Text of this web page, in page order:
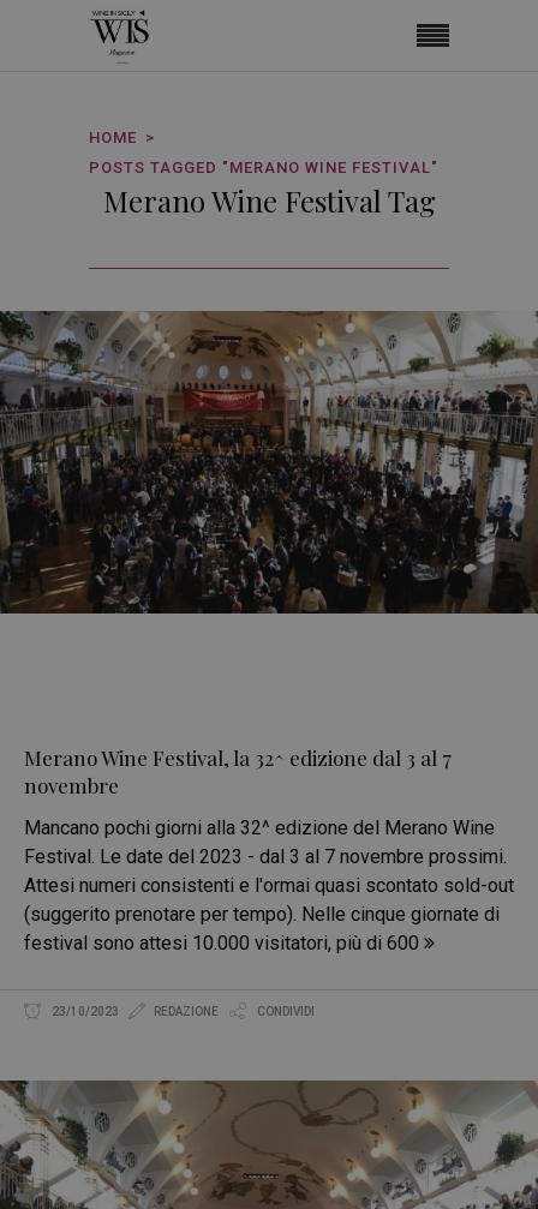
HOME
POSTS TAGGED "MERANO WINE FESTIVAL"
Merano Wine Festival Tag
Merano Wine Festival, la 32^ edizione dal 3 al 7
novembre
Mancano pochi giorni alla 32^ edizione del Merano Wine
Festival. Le date del 2023 - dal 3 al 7 novembre prossimi.
Attesi numeri consistenti e l'ormai quasi scontato sold-out
(suggerito prenotare per tempo). Nelle cinque giornate di
festival sono attesi 10.000 visitatori, più di 600
23/10/2023 REDAZIONE CONDIVIDI